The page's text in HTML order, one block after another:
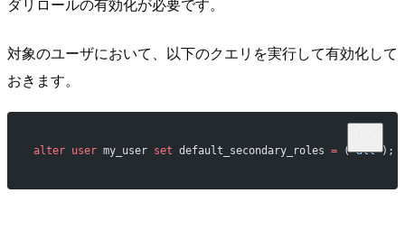
対象のユーザにおいて、以下のクエリを実行して有効化して
おきます。
alter user my_user set default_secondary_roles = ('all');